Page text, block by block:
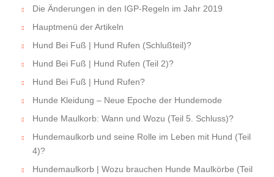
Die Änderungen in den IGP-Regeln im Jahr 2019
Hauptmenü der Artikeln
Hund Bei Fuß | Hund Rufen (Schlußteil)?
Hund Bei Fuß | Hund Rufen (Teil 2)?
Hund Bei Fuß | Hund Rufen?
Hunde Kleidung – Neue Epoche der Hundemode
Hunde Maulkorb: Wann und Wozu (Teil 5. Schluss)?
Hundemaulkorb und seine Rolle im Leben mit Hund (Teil
4)?
Hundemaulkorb | Wozu brauchen Hunde Maulkörbe (Teil